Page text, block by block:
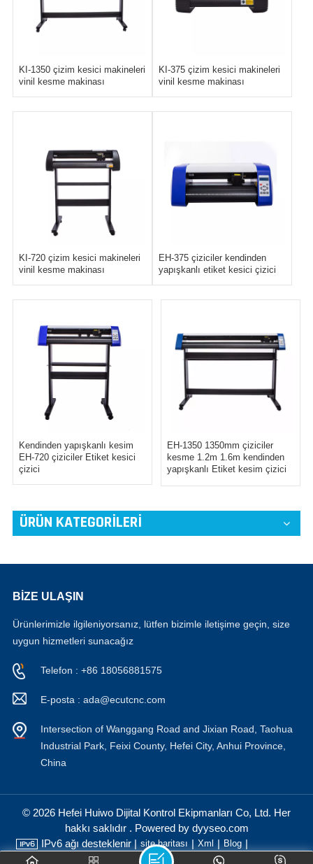
KI-1350 çizim kesici makineleri
vinil kesme makinası
KI-375 çizim kesici makineleri
vinil kesme makinası
KI-720 çizim kesici makineleri
vinil kesme makinası
EH-375 çiziciler kendinden
yapışkanlı etiket kesici çizici
Kendinden yapışkanlı kesim
EH-720 çiziciler Etiket kesici
çizici
EH-1350 1350mm çiziciler
kesme 1.2m 1.6m kendinden
yapışkanlı Etiket kesim çizici
ÜRÜN KATEGORİLERİ
BİZE ULAŞIN
Ürünlerimizle ilgileniyorsanız, lütfen bizimle iletişime geçin, size
uygun hizmetleri sunacağız
Telefon : +86 18056881575
E-posta : ada@ecutcnc.com
Intersection of Wanggang Road and Jixian Road, Taohua
Industrial Park, Feixi County, Hefei City, Anhui Province,
China
© 2026 Hefei Huiwo Dijital Kontrol Ekipmanları Co, Ltd. Her
hakkı saklıdır . Powered by dyyseo.com
IPv6 ağı desteklenir | site haritası | Xml | Blog |
Gizlilik Politikası